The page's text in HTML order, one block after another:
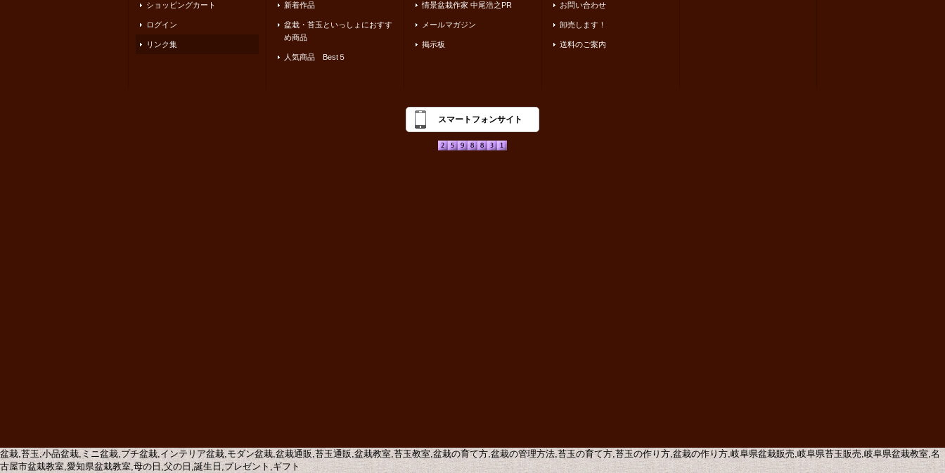
ショッピングカート
ログイン
リンク集
新着作品
盆栽・苔玉といっしょにおすす
め商品
人気商品 Best５
情景盆栽作家 中尾浩之PR
メールマガジン
掲示板
お問い合わせ
卸売します！
送料のご案内
スマートフォンサイト
盆栽,苔玉,小品盆栽,ミニ盆栽,プチ盆栽,インテリア盆栽,モダン盆栽,盆栽通販,苔玉通販,盆栽教室,苔玉教室,盆栽の育て方,盆栽の管理方法,苔玉の育て方,苔玉の作り方,盆栽の作り方,岐阜県盆栽販売,岐阜県苔玉販売,岐阜県盆栽教室,名
古屋市盆栽教室,愛知県盆栽教室,母の日,父の日,誕生日,プレゼント,ギフト